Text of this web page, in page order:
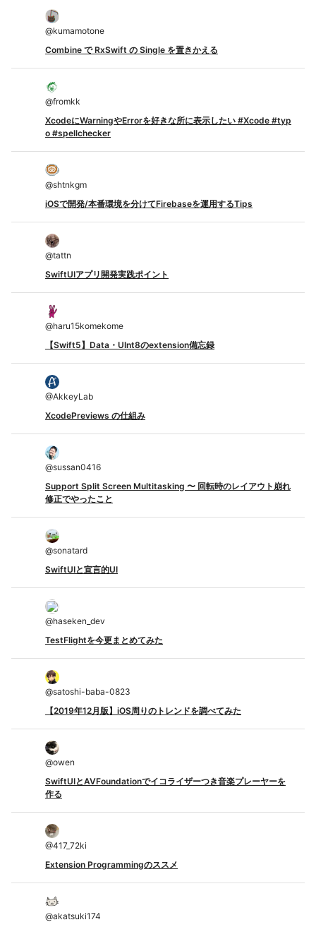
@kumamotone
Combine で RxSwift の Single を置きかえる
@fromkk
XcodeにWarningやErrorを好きな所に表示したい #Xcode #typ
o #spellchecker
@shtnkgm
iOSで開発/本番環境を分けてFirebaseを運用するTips
@tattn
SwiftUIアプリ開発実践ポイント
@haru15komekome
【Swift5】Data・UInt8のextension備忘録
@AkkeyLab
XcodePreviews の仕組み
@sussan0416
Support Split Screen Multitasking 〜 回転時のレイアウト崩れ
修正でやったこと
@sonatard
SwiftUIと宣言的UI
@haseken_dev
TestFlightを今更まとめてみた
@satoshi-baba-0823
【2019年12月版】iOS周りのトレンドを調べてみた
@owen
SwiftUIとAVFoundationでイコライザーつき音楽プレーヤーを
作る
@417_72ki
Extension Programmingのススメ
@akatsuki174